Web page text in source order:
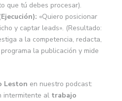
que tú debes procesar).
«Quiero posicionar
y captar leads». (Resultado:
a la competencia, redacta,
la publicación y mide
Leston en nuestro podcast:
intermitente al trabajo